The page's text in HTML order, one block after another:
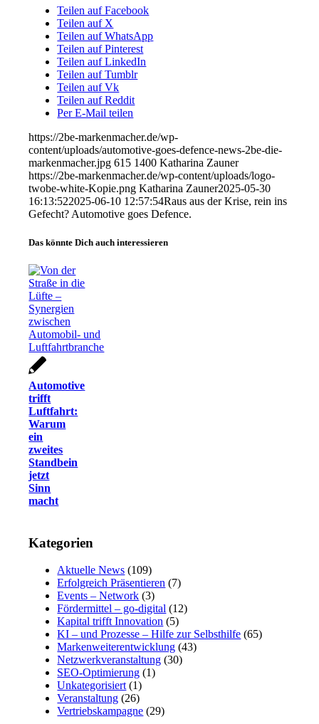
Teilen auf Facebook
Teilen auf X
Teilen auf WhatsApp
Teilen auf Pinterest
Teilen auf LinkedIn
Teilen auf Tumblr
Teilen auf Vk
Teilen auf Reddit
Per E-Mail teilen
https://2be-markenmacher.de/wp-
content/uploads/automotive-goes-defence-news-2be-die-
markenmacher.jpg 615 1400 Katharina Zauner
https://2be-markenmacher.de/wp-content/uploads/logo-
twobe-white-Kopie.png Katharina Zauner2025-05-30
16:13:522025-06-10 12:57:54Raus aus der Krise, rein ins
Gefecht? Automotive goes Defence.
Das könnte Dich auch interessieren
Automotive
trifft
Luftfahrt:
Warum
ein
zweites
Standbein
jetzt
Sinn
macht
Kategorien
Aktuelle News (109)
Erfolgreich Präsentieren (7)
Events – Network (3)
Fördermittel – go-digital (12)
Kapital trifft Innovation (5)
KI – und Prozesse – Hilfe zur Selbsthilfe (65)
Markenweiterentwicklung (43)
Netzwerkveranstaltung (30)
SEO-Optimierung (1)
Unkategorisiert (1)
Veranstaltung (26)
Vertriebskampagne (29)